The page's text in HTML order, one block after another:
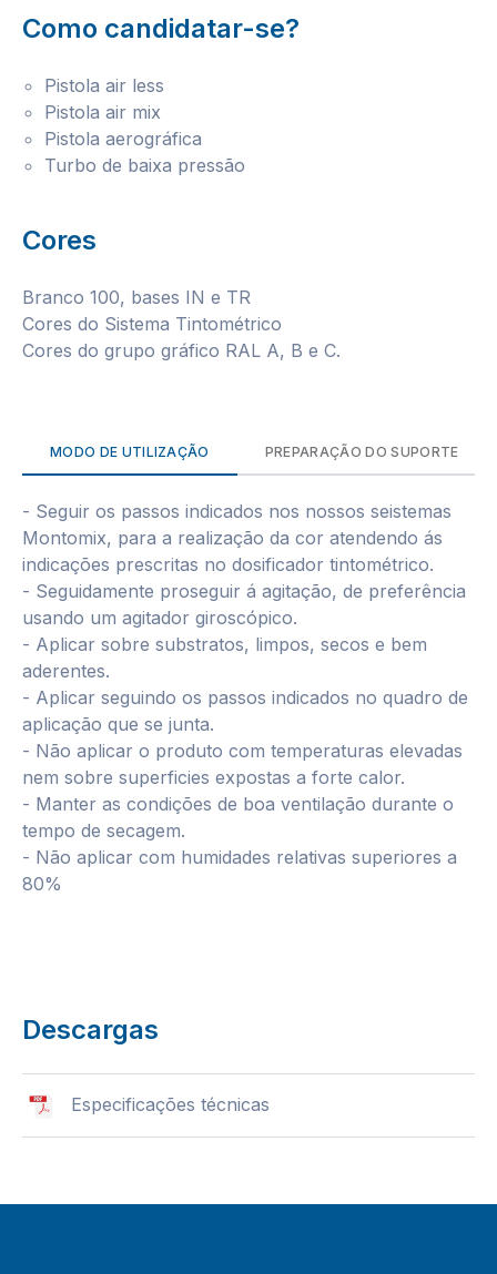
Como candidatar-se?
Pistola air less
Pistola air mix
Pistola aerográfica
Turbo de baixa pressão
Cores
Branco 100, bases IN e TR
Cores do Sistema Tintométrico
Cores do grupo gráfico RAL A, B e C.
MODO DE UTILIZAÇÃO PREPARAÇÃO DO SUPORTE
- Seguir os passos indicados nos nossos seistemas
Montomix, para a realização da cor atendendo ás
indicações prescritas no dosificador tintométrico.
- Seguidamente proseguir á agitação, de preferência
usando um agitador giroscópico.
- Aplicar sobre substratos, limpos, secos e bem
aderentes.
- Aplicar seguindo os passos indicados no quadro de
aplicação que se junta.
- Não aplicar o produto com temperaturas elevadas
nem sobre superficies expostas a forte calor.
- Manter as condições de boa ventilação durante o
tempo de secagem.
- Não aplicar com humidades relativas superiores a
80%
Descargas
Especificações técnicas